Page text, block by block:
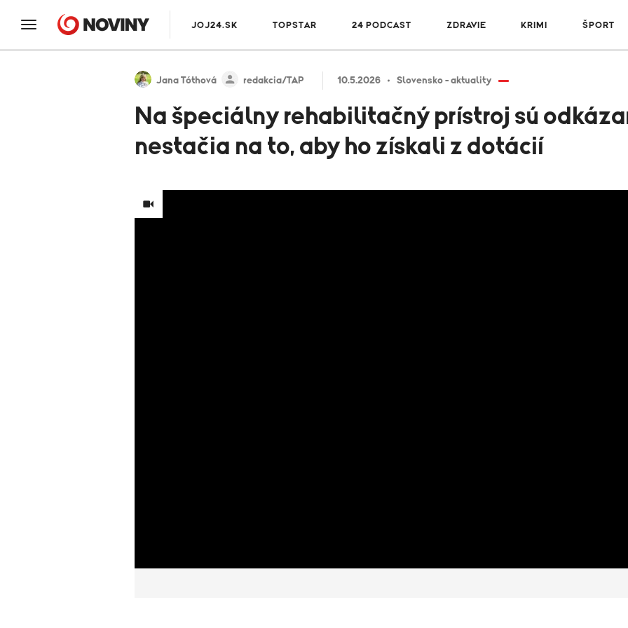
JOJ24.SK TOPSTAR 24 PODCAST ZDRAVIE KRIMI ŠPORT
Jana Tóthová redakcia/TAP 10.5.2026 Slovensko - aktuality
Na špeciálny rehabilitačný prístroj sú
nestačia na to, aby ho získali z dotácií